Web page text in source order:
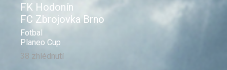
FK Hodonín
FC Zbrojovka Brno
Fotbal
Planeo Cup
38 zhlédnutí